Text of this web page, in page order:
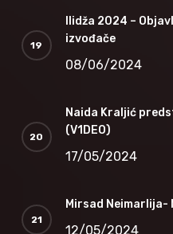
Ilidža 2024 –
izvođače
08/06/2024
Naida Kraljić
(V1DEO)
17/05/2024
Mirsad Neimarlija-
12/05/2024